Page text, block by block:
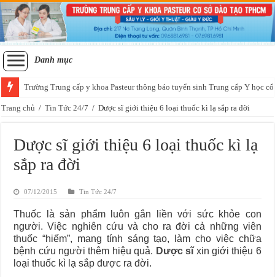
Danh mục
Trường Trung cấp y khoa Pasteur thông báo tuyển sinh Trung cấp Y học
Tuyển sinh lớp sơ cấp xoa bóp bấm huyệt học thứ 7 chủ nhật tại Sài Gòn
Trang chủ / Tin Tức 24/7 / Dược sĩ giới thiệu 6 loại thuốc kì lạ sắp ra đời
Dược sĩ giới thiệu 6 loại thuốc kì lạ
sắp ra đời
07/12/2015 Tin Tức 24/7
Thuốc là sản phẩm luôn gắn liền với sức khỏe con
người. Việc nghiên cứu và cho ra đời cả những viên
thuốc “hiếm”, mang tính sáng tạo, làm cho việc chữa
bệnh cứu người thêm hiệu quả. Dược sĩxin giới thiệu 6
loại thuốc kì lạ sắp được ra đời.